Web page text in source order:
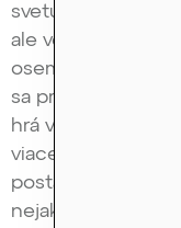
svetu tradičných
ale vo svete
osemstokrát vyšší
sa preperie,
hrá v tomto takú
viacero dôvodov.
postavený na
nejakých